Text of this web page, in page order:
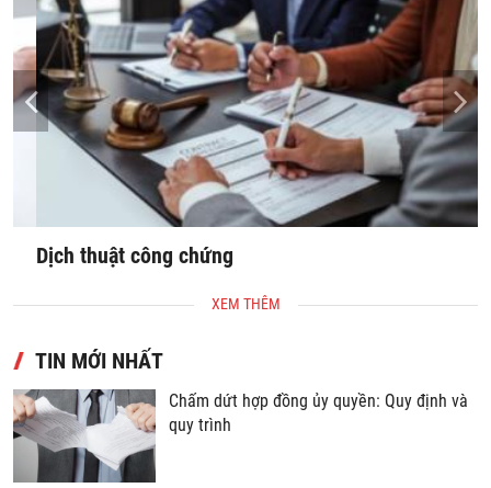
Dịch thuật công chứng
XEM THÊM
TIN MỚI NHẤT
Chấm dứt hợp đồng ủy quyền: Quy định và
quy trình